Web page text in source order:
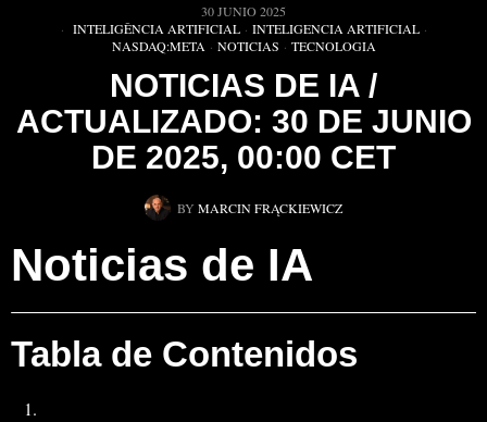
30 JUNIO 2025
INTELIGÊNCIA ARTIFICIAL · INTELIGENCIA ARTIFICIAL ·
NASDAQ:META · NOTICIAS · TECNOLOGIA
NOTICIAS DE IA /
ACTUALIZADO: 30 DE JUNIO
DE 2025, 00:00 CET
BY MARCIN FRĄCKIEWICZ
Noticias de IA
Tabla de Contenidos